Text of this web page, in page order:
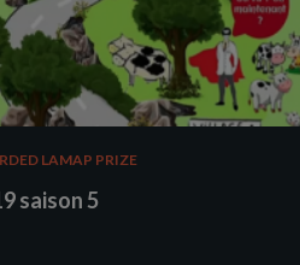
LAMAP PRIZE
saison 5